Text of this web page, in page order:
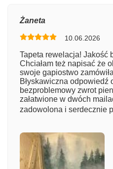
Numer zamówienia
Imię
Żaneta
10.06.2026
Tapeta rewelacja! Jakość
Chciałam też napisać że
swoje gapiostwo
Błyskawiczna odpowiedź
bezproblemowy zwrot
załatwione w dwóch
zadowolona i serdecznie